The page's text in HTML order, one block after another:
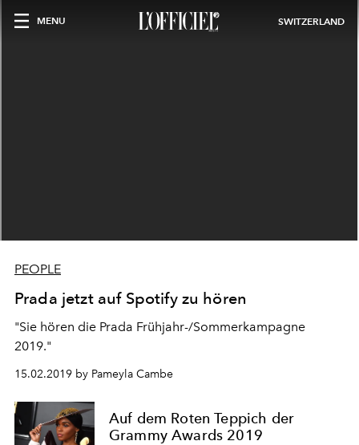
MENU SWITZERLAND
PEOPLE
Prada jetzt auf Spotify zu hören
"Sie hören die Prada Frühjahr-/Sommerkampagne
2019."
15.02.2019 by Pameyla Cambe
Auf dem Roten Teppich der
Grammy Awards 2019